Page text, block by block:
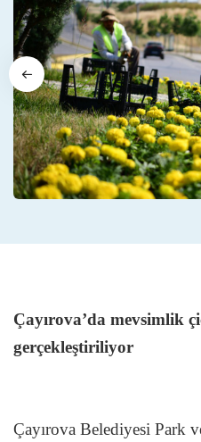
Çayırova’da mevsimlik
gerçekleştiriliyor
Çayırova Belediyesi Park